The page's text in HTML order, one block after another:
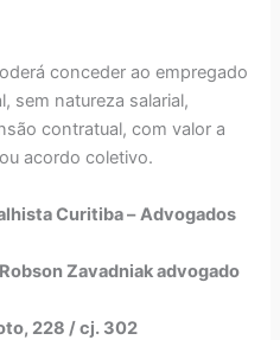
conceder ao empregado
sem natureza salarial,
contratual, com valor a
acordo coletivo.
Curitiba – Advogados
Zavadniak advogado
228 / cj. 302